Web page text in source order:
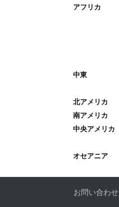
アフリカ
中東
北アメリカ
南アメリカ
中央アメリカ
オセアニア
お問い合わせ